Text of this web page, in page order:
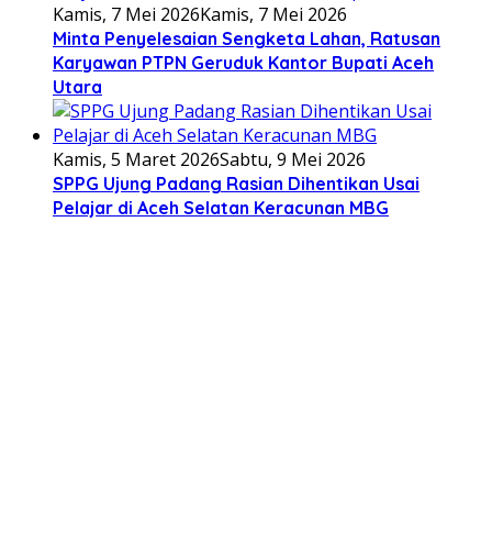
Kamis, 7 Mei 2026Kamis, 7 Mei 2026
Minta Penyelesaian Sengketa Lahan, Ratusan
Karyawan PTPN Geruduk Kantor Bupati Aceh
Utara
Kamis, 5 Maret 2026Sabtu, 9 Mei 2026
SPPG Ujung Padang Rasian Dihentikan Usai
Pelajar di Aceh Selatan Keracunan MBG